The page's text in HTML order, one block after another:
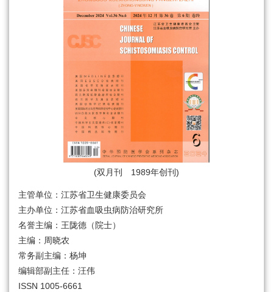
(双月刊 1989年创刊)
主管单位：江苏省卫生健康委员会
主办单位：江苏省血吸虫病防治研究所
名誉主编：王陇德（院士）
主编：周晓农
常务副主编：杨坤
编辑部副主任：汪伟
ISSN 1005-6661